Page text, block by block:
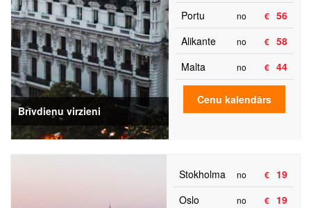
Brīvdienu virzieni
Portu
no € 56
Alikante
no € 58
Malta
no € 44
Cenu kalendārs
Stokholma no €
19
Oslo
no € 19